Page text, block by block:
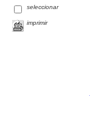
seleccionar
imprimir